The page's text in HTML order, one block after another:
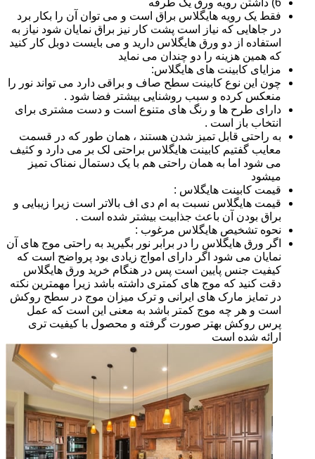
فقط یک رویه هایگلاس براق است و می توان آن را بکار برد
در جاهایی که نیاز است پشت کار نیز براق نمایان شود نیاز به
استفاده از دو ورق هایگلاس دارید و می بایست دوبل کار کنید
که همین هزینه را دو چندان می نماید
مزایای کابینت های هایگلاس:
چون این نوع کابینت سطح صاف و براقی دارد می تواند نور را
منعکس کرده و سبب روشنایی بیشتر فضا شود .
دارای طرح ها و رنگ های متنوع است و دست مشتری برای
انتخاب باز است .
به راحتی قابل تمیز شدن هستند ، همان طور که در قسمت
معایب گفتیم کابینت هایگلاس براحتی لک بر می دارد و کثیف
می شود اما به همان راحتی هم با یک دستمال نمناک تمیز
میشود
قیمت کابینت هایگلاس :
قیمت هایگلاس نسبت به ام دی اف بالاتر است زیرا زیبایی و
براق بودن آن باعث جذابیت بیشتر شده است .
نحوه تشخیص هایگلاس مرغوب :
اگر ورق هایگلاس را در برابر نور بگیرید به راحتی موج های آن
نمایان می شود اگر دارای امواج زیادی بود پرواضح است که
کیفیت جنس پایین است پس در هنگام خرید ورق هایگلاس
دقت کنید که موج های کمتری داشته باشد زیرا مهمترین نکته
در تمایز مارک های ایرانی و ترک میزان موج در سطح روکش
است و هر چه موج کمتر باشد به معنی این است که عمل
پرس روکش بهتر صورت گرفته و محصول با کیفیت تری
ارائه شده است